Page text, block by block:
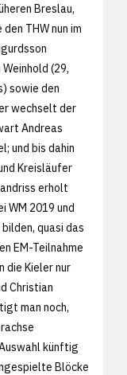
Breslau,
THW nun im
(29,
sowie den
wechselt der
Andreas
und bis dahin
Kreisläufer
erholt
WM 2019 und
quasi das
EM-Teilnahme
die Kieler nur
Christian
man noch,
künftig
Blöcke